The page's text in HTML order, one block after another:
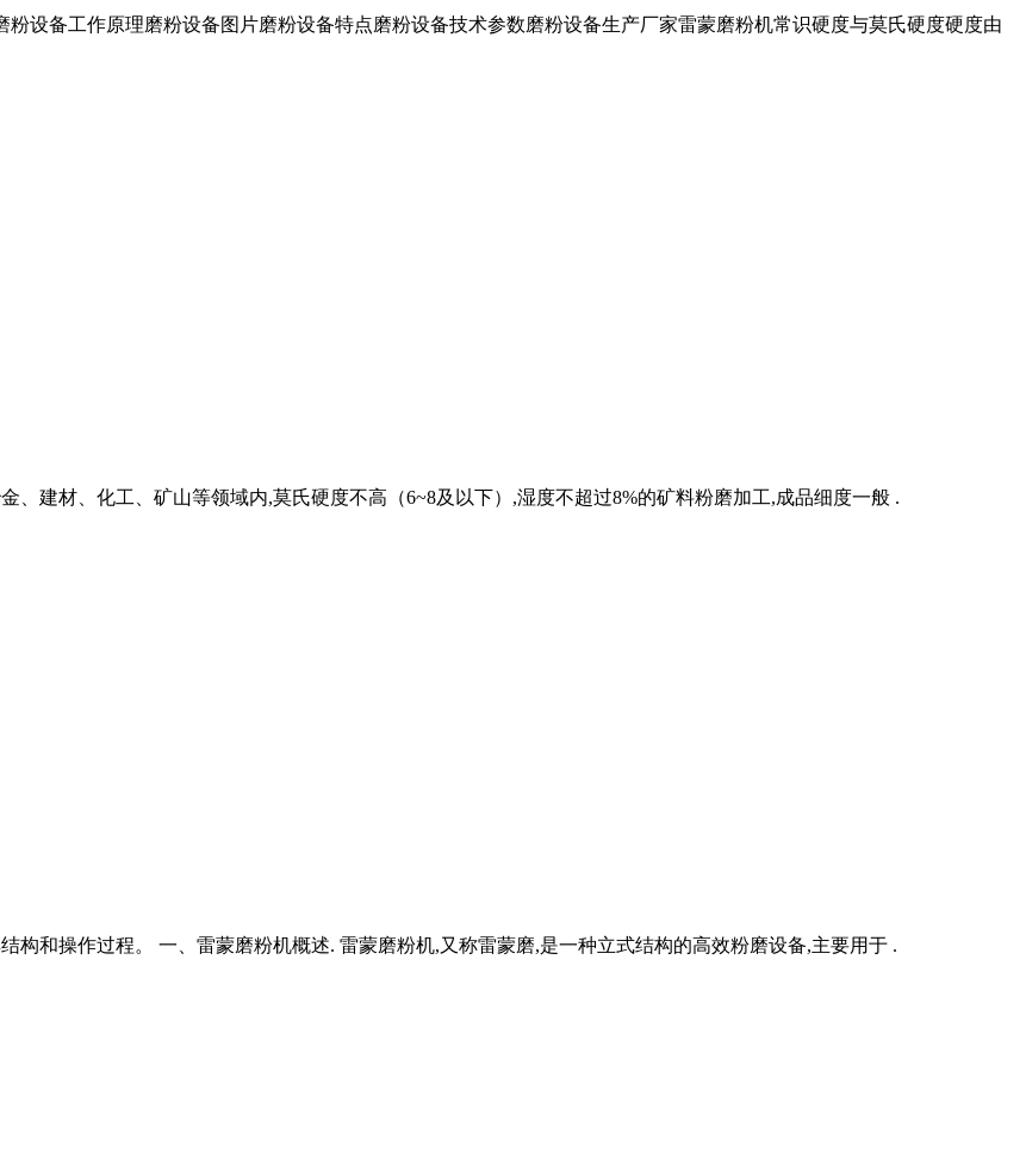
设备工作原理磨粉设备图片磨粉设备特点磨粉设备技术参数磨粉设备生产厂家雷蒙磨粉机常识硬度与莫氏硬度硬度由
、建材、化工、矿山等领域内,莫氏硬度不高（6~8及以下）,湿度不超过8%的矿料粉磨加工,成品细度一般 .
构和操作过程。 一、雷蒙磨粉机概述. 雷蒙磨粉机,又称雷蒙磨,是一种立式结构的高效粉磨设备,主要用于 .